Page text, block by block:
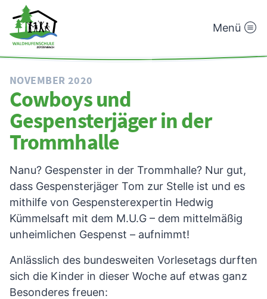
Waldhufenschule
Menü
NOVEMBER 2020
Cowboys und
Gespensterjäger in der
Trommhalle
Nanu? Gespenster in der Trommhalle? Nur gut,
dass Gespensterjäger Tom zur Stelle ist und es
mithilfe von Gespensterexpertin Hedwig
Kümmelsaft mit dem M.U.G – dem mittelmäßig
unheimlichen Gespenst – aufnimmt!
Anlässlich des bundesweiten Vorlesetags durften
sich die Kinder in dieser Woche auf etwas ganz
Besonderes freuen: